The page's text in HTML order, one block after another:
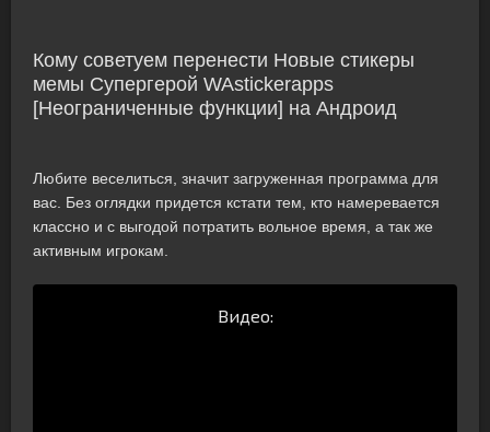
Кому советуем перенести Новые стикеры
мемы Супергерой WAstickerapps
[Неограниченные функции] на Андроид
Любите веселиться, значит загруженная программа для
вас. Без оглядки придется кстати тем, кто намеревается
классно и с выгодой потратить вольное время, а так же
активным игрокам.
Видео: